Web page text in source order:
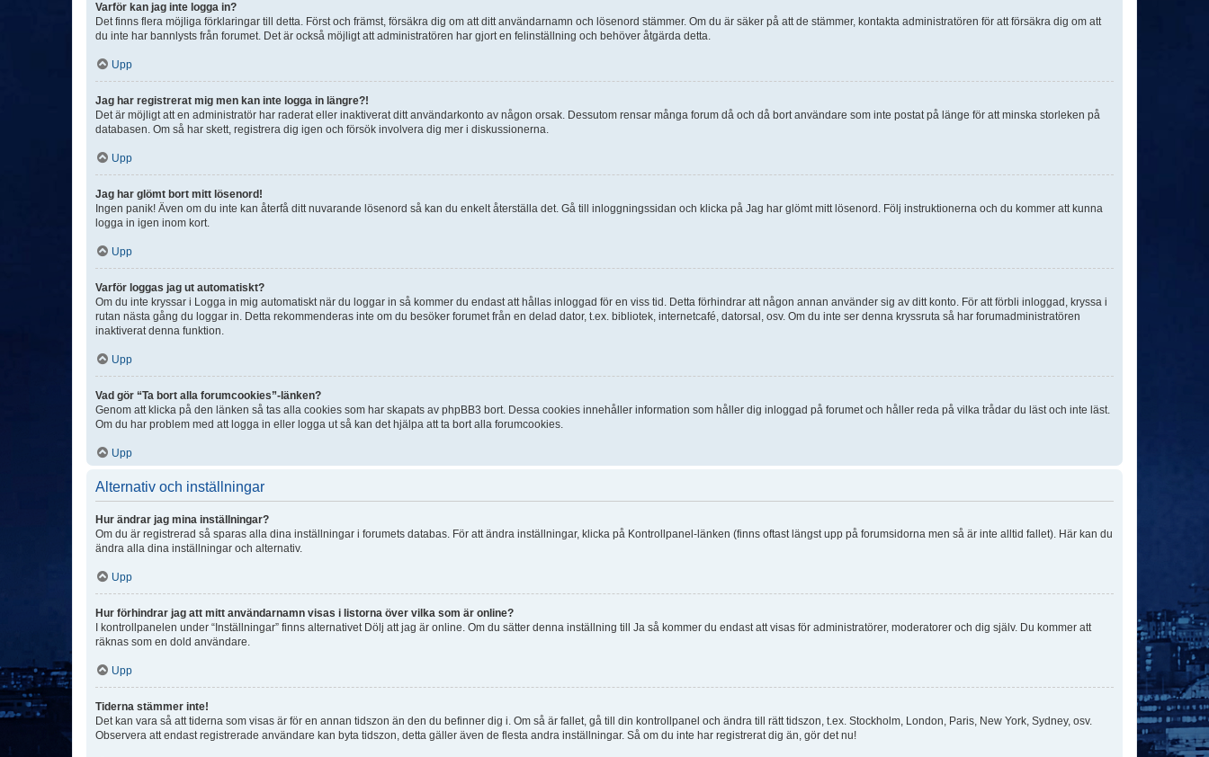
Varför kan jag inte logga in?
Det finns flera möjliga förklaringar till detta. Först och främst, försäkra dig om att ditt användarnamn och lösenord stämmer. Om du är säker på att de stämmer, kontakta administratören för att försäkra dig om att
du inte har bannlysts från forumet. Det är också möjligt att administratören har gjort en felinställning och behöver åtgärda detta.
Upp
Jag har registrerat mig men kan inte logga in längre?!
Det är möjligt att en administratör har raderat eller inaktiverat ditt användarkonto av någon orsak. Dessutom rensar många forum då och då bort användare som inte postat på länge för att minska storleken på
databasen. Om så har skett, registrera dig igen och försök involvera dig mer i diskussionerna.
Upp
Jag har glömt bort mitt lösenord!
Ingen panik! Även om du inte kan återfå ditt nuvarande lösenord så kan du enkelt återställa det. Gå till inloggningssidan och klicka på Jag har glömt mitt lösenord. Följ instruktionerna och du kommer att kunna
logga in igen inom kort.
Upp
Varför loggas jag ut automatiskt?
Om du inte kryssar i Logga in mig automatiskt när du loggar in så kommer du endast att hållas inloggad för en viss tid. Detta förhindrar att någon annan använder sig av ditt konto. För att förbli inloggad, kryssa i
rutan nästa gång du loggar in. Detta rekommenderas inte om du besöker forumet från en delad dator, t.ex. bibliotek, internetcafé, datorsal, osv. Om du inte ser denna kryssruta så har forumadministratören
inaktiverat denna funktion.
Upp
Vad gör “Ta bort alla forumcookies”-länken?
Genom att klicka på den länken så tas alla cookies som har skapats av phpBB3 bort. Dessa cookies innehåller information som håller dig inloggad på forumet och håller reda på vilka trådar du läst och inte läst.
Om du har problem med att logga in eller logga ut så kan det hjälpa att ta bort alla forumcookies.
Upp
Alternativ och inställningar
Hur ändrar jag mina inställningar?
Om du är registrerad så sparas alla dina inställningar i forumets databas. För att ändra inställningar, klicka på Kontrollpanel-länken (finns oftast längst upp på forumsidorna men så är inte alltid fallet). Här kan du
ändra alla dina inställningar och alternativ.
Upp
Hur förhindrar jag att mitt användarnamn visas i listorna över vilka som är online?
I kontrollpanelen under “Inställningar” finns alternativet Dölj att jag är online. Om du sätter denna inställning till Ja så kommer du endast att visas för administratörer, moderatorer och dig själv. Du kommer att
räknas som en dold användare.
Upp
Tiderna stämmer inte!
Det kan vara så att tiderna som visas är för en annan tidszon än den du befinner dig i. Om så är fallet, gå till din kontrollpanel och ändra till rätt tidszon, t.ex. Stockholm, London, Paris, New York, Sydney, osv.
Observera att endast registrerade användare kan byta tidszon, detta gäller även de flesta andra inställningar. Så om du inte har registrerat dig än, gör det nu!